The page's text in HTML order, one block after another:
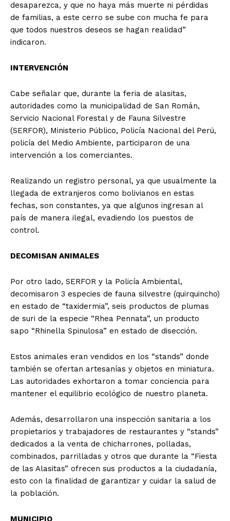
desaparezca, y que no haya más muerte ni pérdidas
de familias, a este cerro se sube con mucha fe para
que todos nuestros deseos se hagan realidad”
indicaron.
INTERVENCIÓN
Cabe señalar que, durante la feria de alasitas,
autoridades como la municipalidad de San Román,
Servicio Nacional Forestal y de Fauna Silvestre
(SERFOR), Ministerio Público, Policía Nacional del Perú,
policía del Medio Ambiente, participaron de una
intervención a los comerciantes.
Realizando un registro personal, ya que usualmente la
llegada de extranjeros como bolivianos en estas
fechas, son constantes, ya que algunos ingresan al
país de manera ilegal, evadiendo los puestos de
control.
DECOMISAN ANIMALES
Por otro lado, SERFOR y la Policía Ambiental,
decomisaron 3 especies de fauna silvestre (quirquincho)
en estado de “taxidermia”, seis productos de plumas
de suri de la especie “Rhea Pennata”, un producto
sapo “Rhinella Spinulosa” en estado de disección.
Estos animales eran vendidos en los “stands” donde
también se ofertan artesanías y objetos en miniatura.
Las autoridades exhortaron a tomar conciencia para
mantener el equilibrio ecológico de nuestro planeta.
Además, desarrollaron una inspección sanitaria a los
propietarios y trabajadores de restaurantes y “stands”
dedicados a la venta de chicharrones, polladas,
combinados, parrilladas y otros que durante la “Fiesta
de las Alasitas” ofrecen sus productos a la ciudadanía,
esto con la finalidad de garantizar y cuidar la salud de
la población.
MUNICIPIO